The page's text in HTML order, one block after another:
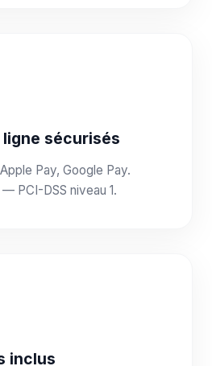
sécurisés
Pay, Google Pay.
PCI-DSS niveau 1.
inclus